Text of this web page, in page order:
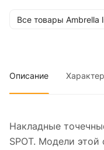
Все товары Ambrella
Описание
Накладные
SPOT. Модели